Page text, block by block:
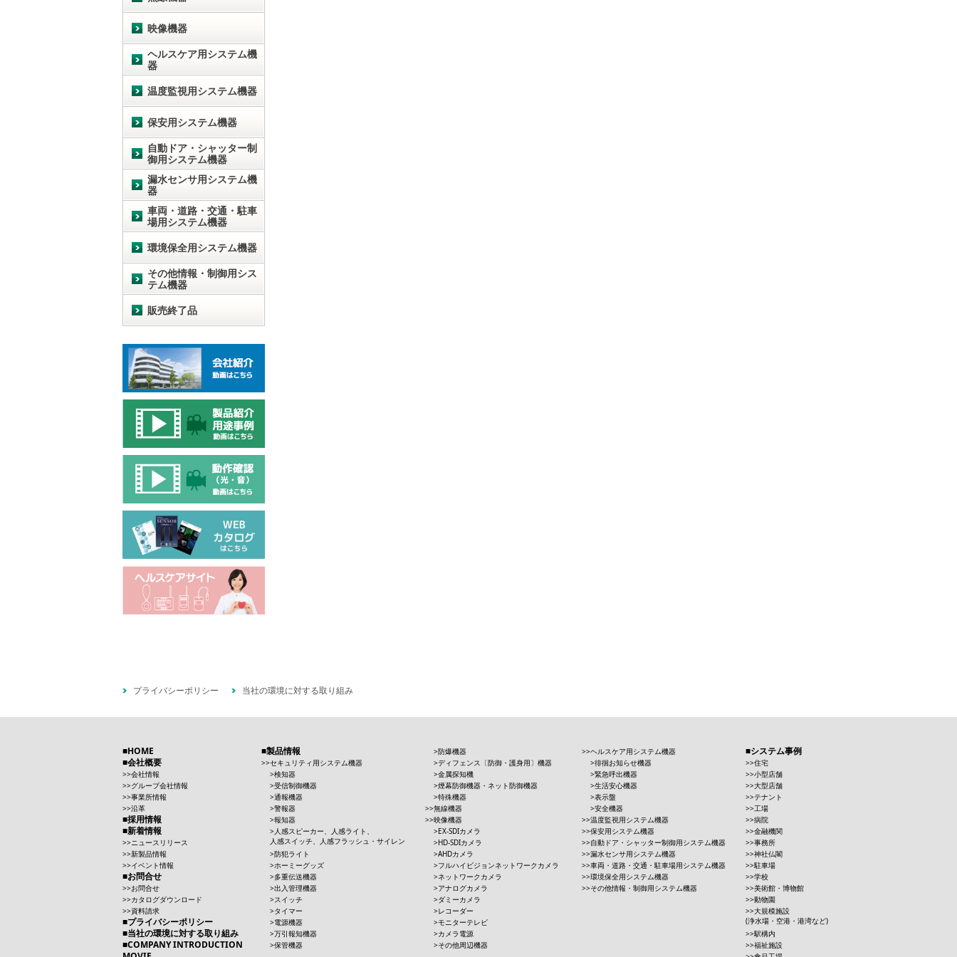
映像機器
ヘルスケア用システム機
器
温度監視用システム機器
保安用システム機器
自動ドア・シャッター制
御用システム機器
漏水センサ用システム機
器
車両・道路・交通・駐車
場用システム機器
環境保全用システム機器
その他情報・制御用シス
テム機器
販売終了品
プライバシーポリシー 当社の環境に対する取り組み
HOME
会社概要
会社情報
グループ会社情報
事業所情報
沿革
採用情報
新着情報
ニュースリリース
新製品情報
イベント情報
お問合せ
お問合せ
カタログダウンロード
資料請求
プライバシーポリシー
当社の環境に対する取り組み
COMPANY INTRODUCTION
製品情報
セキュリティ用システム機器
検知器
受信制御機器
通報機器
警報器
報知器
人感スピーカー、人感ライト、
人感スイッチ、人感フラッシュ・サイレン
防犯ライト
ホーミーグッズ
多重伝送機器
出入管理機器
スイッチ
タイマー
電源機器
万引報知機器
保管機器
防爆機器
ディフェンス〔防御・護身用〕機器
金属探知機
煙幕防御機器・ネット防御機器
特殊機器
無線機器
映像機器
EX-SDIカメラ
HD-SDIカメラ
AHDカメラ
フルハイビジョンネットワークカメラ
ネットワークカメラ
アナログカメラ
ダミーカメラ
レコーダー
モニターテレビ
カメラ電源
その他周辺機器
ヘルスケア用システム機器
徘徊お知らせ機器
緊急呼出機器
生活安心機器
表示盤
安全機器
温度監視用システム機器
保安用システム機器
自動ドア・シャッター制御用システム機器
漏水センサ用システム機器
車両・道路・交通・駐車場用システム機器
環境保全用システム機器
その他情報・制御用システム機器
システム事例
住宅
小型店舗
大型店舗
テナント
工場
病院
金融機関
事務所
神社仏閣
駐車場
学校
美術館・博物館
動物園
大規模施設
(浄水場・空港・港湾など)
駅構内
福祉施設